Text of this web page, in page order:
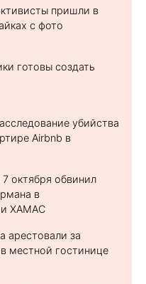
пришли в
с фото
готовы создать
убийства
Airbnb в
октября обвинил
в
ХАМАС
арестовали за
местной гостинице